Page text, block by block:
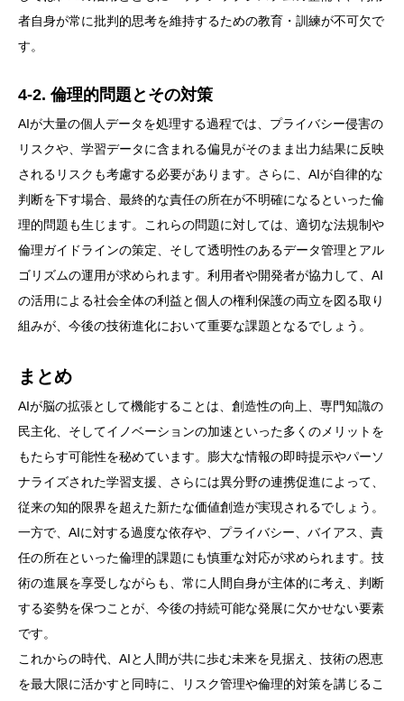
者自身が常に批判的思考を維持するための教育・訓練が不可欠で
す。
4-2. 倫理的問題とその対策
AIが大量の個人データを処理する過程では、プライバシー侵害の
リスクや、学習データに含まれる偏見がそのまま出力結果に反映
されるリスクも考慮する必要があります。さらに、AIが自律的な
判断を下す場合、最終的な責任の所在が不明確になるといった倫
理的問題も生じます。これらの問題に対しては、適切な法規制や
倫理ガイドラインの策定、そして透明性のあるデータ管理とアル
ゴリズムの運用が求められます。利用者や開発者が協力して、AI
の活用による社会全体の利益と個人の権利保護の両立を図る取り
組みが、今後の技術進化において重要な課題となるでしょう。
まとめ
AIが脳の拡張として機能することは、創造性の向上、専門知識の
民主化、そしてイノベーションの加速といった多くのメリットを
もたらす可能性を秘めています。膨大な情報の即時提示やパーソ
ナライズされた学習支援、さらには異分野の連携促進によって、
従来の知的限界を超えた新たな価値創造が実現されるでしょう。
一方で、AIに対する過度な依存や、プライバシー、バイアス、責
任の所在といった倫理的課題にも慎重な対応が求められます。技
術の進展を享受しながらも、常に人間自身が主体的に考え、判断
する姿勢を保つことが、今後の持続可能な発展に欠かせない要素
です。
これからの時代、AIと人間が共に歩む未来を見据え、技術の恩恵
を最大限に活かすと同時に、リスク管理や倫理的対策を講じるこ